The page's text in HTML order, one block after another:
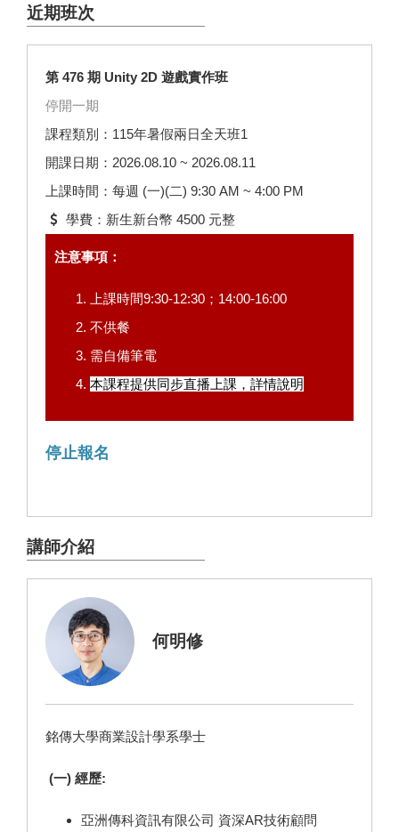
近期班次
第 476 期 Unity 2D 遊戲實作班
停開一期
課程類別：115年暑假兩日全天班1
開課日期：2026.08.10 ~ 2026.08.11
上課時間：每週 (一)(二) 9:30 AM ~ 4:00 PM
學費：新生新台幣 4500 元整
注意事項：
上課時間9:30-12:30；14:00-16:00
不供餐
需自備筆電
本課程提供同步直播上課， 詳情說明
停止報名
講師介紹
何明修
銘傳大學商業設計學系學士
(一) 經歷:
亞洲傳科資訊有限公司 資深AR技術顧問